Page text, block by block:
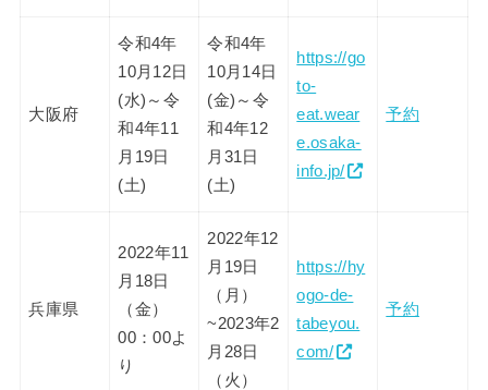
大阪府
令和4年
10月12日
(水)～令
和4年11
月19日
(土)
令和4年
10月14日
(金)～令
和4年12
月31日
(土)
https://go
to-
eat.wear
e.osaka-
info.jp/
予約
兵庫県
2022年11
月18日
（金）
00：00よ
り
2022年12
月19日
（月）
~2023年2
月28日
（火）
https://hy
ogo-de-
tabeyou.
com/
予約